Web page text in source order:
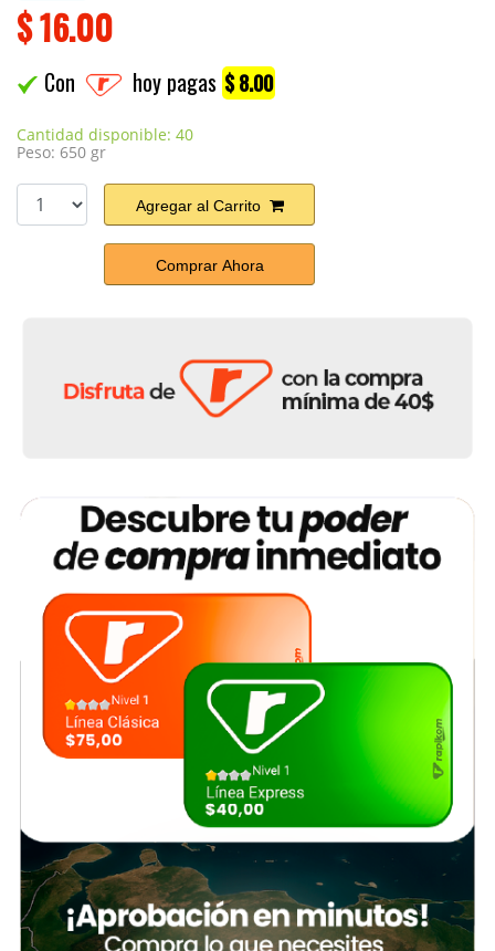
$16.00
Con hoy pagas $ 8.00
Cantidad disponible: 40
Peso: 650 gr
Agregar al Carrito
Comprar Ahora